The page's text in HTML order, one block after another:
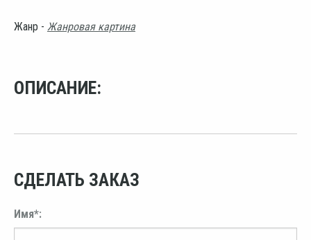
Жанр - Жанровая картина
ОПИСАНИЕ:
СДЕЛАТЬ ЗАКАЗ
Имя*: